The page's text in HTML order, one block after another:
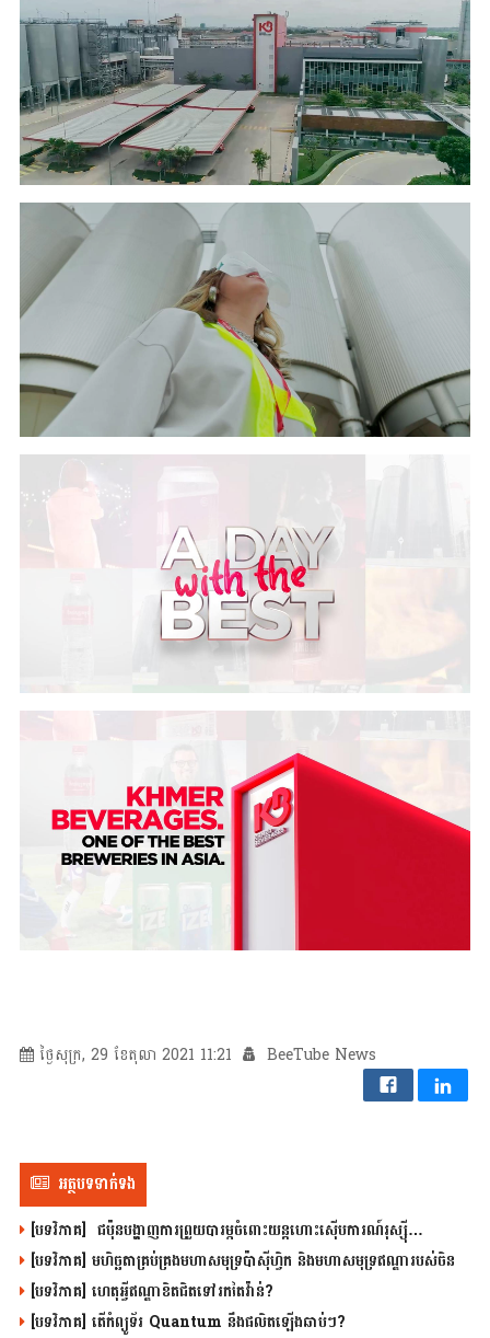
ថ្ងៃសុក្រ, 29 ខែតុលា 2021 11:21 BeeTube News
អត្ថបទទាក់ទង
[បទវិភាគ] ជប៉ុនបង្ហាញការព្រួយបារម្ភចំពោះយន្តហោះស៊ើបការណ៍រុស្ស៊ី…
[បទវិភាគ] មហិច្ឆតាគ្រប់គ្រងមហាសមុទ្រប៉ាស៊ីហ្វិក និងមហាសមុទ្រឥណ្ឌារបស់ចិន
[បទវិភាគ] ហេតុអ្វីឥណ្ឌាខិតជិតទៅរកតៃវ៉ាន់?
[បទវិភាគ] តើកំព្យូទ័រ Quantum នឹងផលិតឡើងឆាប់ៗ?